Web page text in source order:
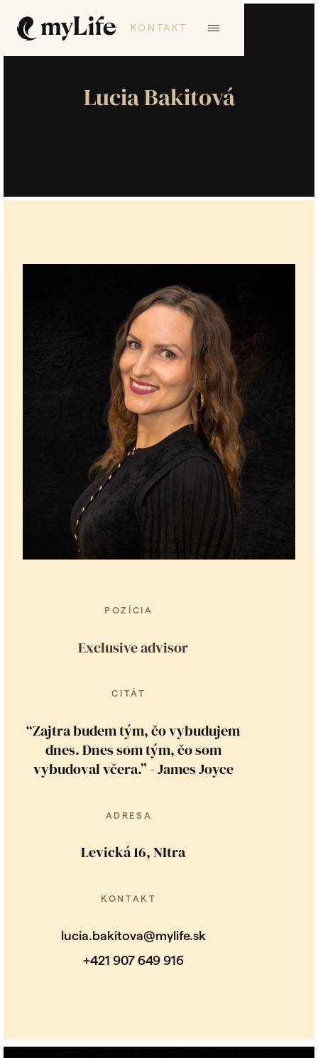
KONTAKT
Lucia Bakitová
POZÍCIA
Exclusive advisor
CITÁT
“Zajtra budem tým, čo vybudujem
dnes. Dnes som tým, čo som
vybudoval včera.” - James Joyce
ADRESA
Levická 16, NItra
KONTAKT
lucia.bakitova@mylife.sk
+421 907 649 916